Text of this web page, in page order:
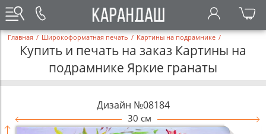
Главная / Широкоформатная печать / Картины на подрамнике /
Купить и печать на заказ Картины на
подрамнике Яркие гранаты
Дизайн №08184
30 см